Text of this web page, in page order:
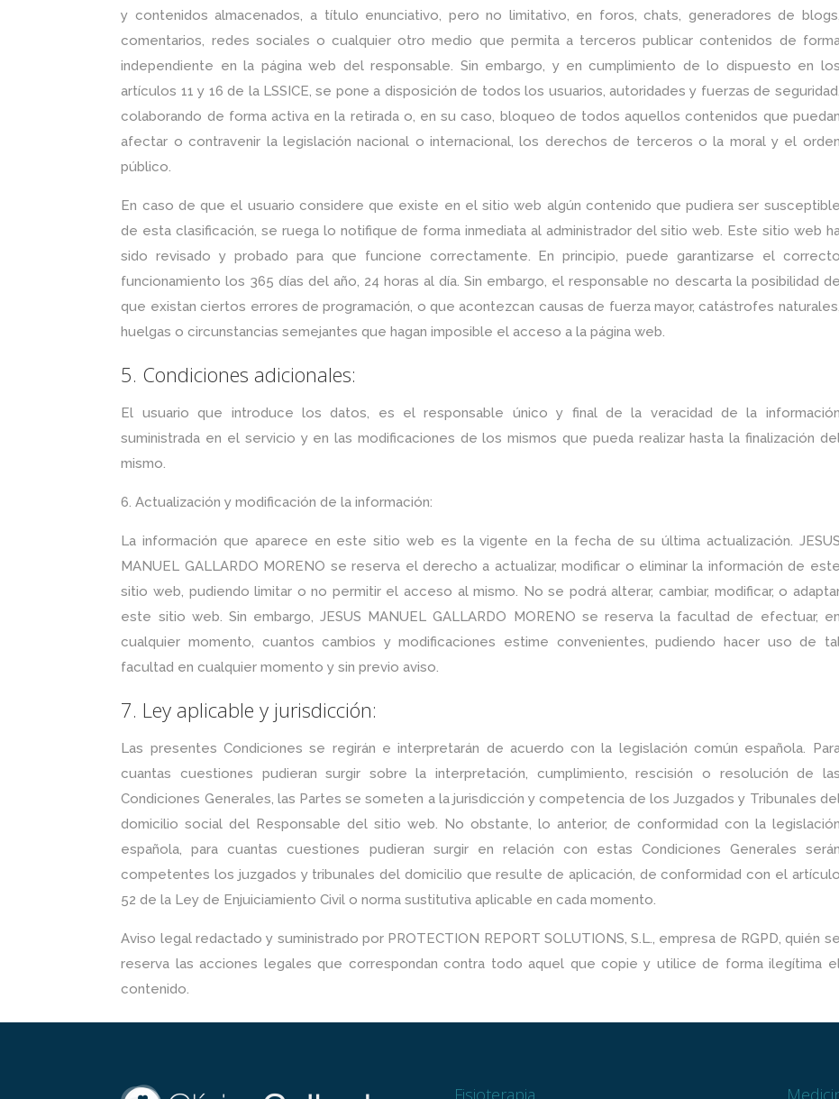
y contenidos almacenados, a título enunciativo, pero no limitativo, en foros, chats, generadores de blogs,
comentarios, redes sociales o cualquier otro medio que permita a terceros publicar contenidos de
independiente en la página web del responsable. Sin embargo, y en cumplimiento de lo dispuesto en los
artículos 11 y 16 de la LSSICE, se pone a disposición de todos los usuarios, autoridades y fuerzas de seguridad,
colaborando de forma activa en la retirada o, en su caso, bloqueo de todos aquellos contenidos que puedan
afectar o contravenir la legislación nacional o internacional, los derechos de terceros o la moral y el orden
público.
En caso de que el usuario considere que existe en el sitio web algún contenido que pudiera ser susceptible
de esta clasificación, se ruega lo notifique de forma inmediata al administrador del sitio web. Este sitio web
sido revisado y probado para que funcione correctamente. En principio, puede garantizarse el correcto
funcionamiento los 365 días del año, 24 horas al día. Sin embargo, el responsable no descarta la posibilidad de
que existan ciertos errores de programación, o que acontezcan causas de fuerza mayor, catástrofes naturales,
huelgas o circunstancias semejantes que hagan imposible el acceso a la página web.
5. Condiciones adicionales:
El usuario que introduce los datos, es el responsable único y final de la veracidad de la información
suministrada en el servicio y en las modificaciones de los mismos que pueda realizar hasta la finalización
mismo.
6. Actualización y modificación de la información:
La información que aparece en este sitio web es la vigente en la fecha de su última actualización. JESUS
MANUEL GALLARDO MORENO se reserva el derecho a actualizar, modificar o eliminar la información de este
sitio web, pudiendo limitar o no permitir el acceso al mismo. No se podrá alterar, cambiar, modificar, o
este sitio web. Sin embargo, JESUS MANUEL GALLARDO MORENO se reserva la facultad de efectuar, en
cualquier momento, cuantos cambios y modificaciones estime convenientes, pudiendo hacer uso de
facultad en cualquier momento y sin previo aviso.
7. Ley aplicable y jurisdicción:
Las presentes Condiciones se regirán e interpretarán de acuerdo con la legislación común española.
cuantas cuestiones pudieran surgir sobre la interpretación, cumplimiento, rescisión o resolución de las
Condiciones Generales, las Partes se someten a la jurisdicción y competencia de los Juzgados y Tribunales
domicilio social del Responsable del sitio web. No obstante, lo anterior, de conformidad con la legislación
española, para cuantas cuestiones pudieran surgir en relación con estas Condiciones Generales serán
competentes los juzgados y tribunales del domicilio que resulte de aplicación, de conformidad con el artículo
52 de la Ley de Enjuiciamiento Civil o norma sustitutiva aplicable en cada momento.
Aviso legal redactado y suministrado por PROTECTION REPORT SOLUTIONS, S.L., empresa de RGPD, quién se
reserva las acciones legales que correspondan contra todo aquel que copie y utilice de forma ilegítima
contenido.
Fisioterapia